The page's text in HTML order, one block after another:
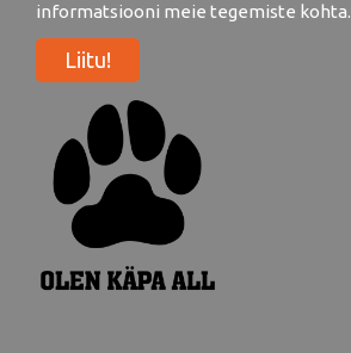
informatsiooni meie tegemiste kohta.
Liitu!